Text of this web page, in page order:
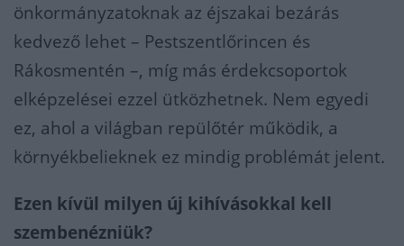
önkormányzatoknak az éjszakai bezárás
kedvező lehet – Pestszentlőrincen és
Rákosmentén –, míg más érdekcsoportok
elképzelései ezzel ütközhetnek. Nem egyedi
ez, ahol a világban repülőtér működik, a
környékbelieknek ez mindig problémát jelent.
Ezen kívül milyen új kihívásokkal kell
szembenézniük?